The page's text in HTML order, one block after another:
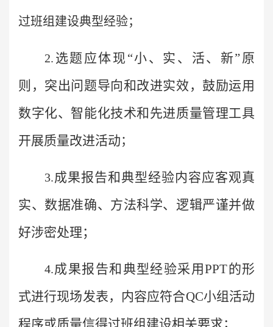
过班组建设典型经验；
2. 选题应体现“小、实、活、新”原
则，突出问题导向和改进实效，鼓励运用
数字化、智能化技术和先进质量管理工具
开展质量改进活动；
3.成果报告和典型经验内容应客观真
实、数据准确、方法科学、逻辑严谨并做
好涉密处理；
4.成果报告和典型经验采用PPT的形
式进行现场发表，内容应符合QC小组活动